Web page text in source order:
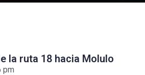
la ruta 18 hacia Molulo
pm